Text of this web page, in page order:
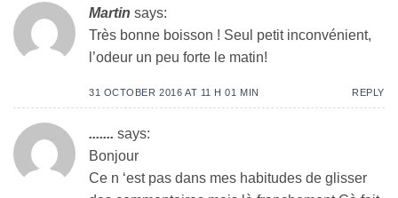
Martin says:
Très bonne boisson ! Seul petit inconvénient,
l’odeur un peu forte le matin!
31 OCTOBER 2016 AT 11 H 01 MIN REPLY
....... says:
Bonjour
Ce n ‘est pas dans mes habitudes de glisser